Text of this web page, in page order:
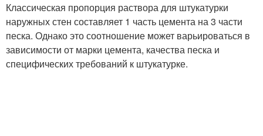
Классическая пропорция раствора для штукатурки
наружных стен составляет 1 часть цемента на 3 части
песка. Однако это соотношение может варьироваться в
зависимости от марки цемента, качества песка и
специфических требований к штукатурке.